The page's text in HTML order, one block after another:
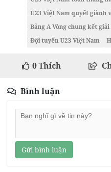
U23 Việt Nam quyết giành
Bảng A Vòng chung kết
Đội tuyển U23 Việt Nam
0Thích
Bình luận
Gửi bình luận